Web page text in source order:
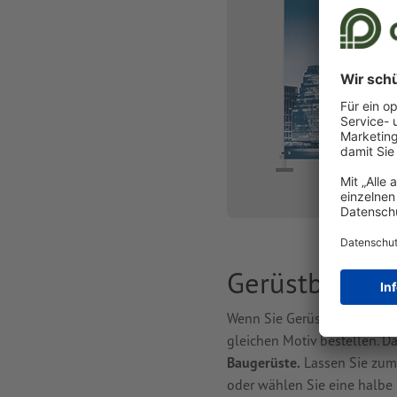
Wenn Sie Gerüstbanner
gleichen Motiv bestellen.
Baugerüste. Lassen Sie
oder wählen Sie eine